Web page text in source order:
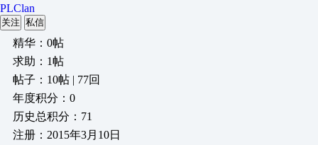
PLClan
关注 私信
精华：0帖
求助：1帖
帖子：10帖 | 77回
年度积分：0
历史总积分：71
注册：2015年3月10日